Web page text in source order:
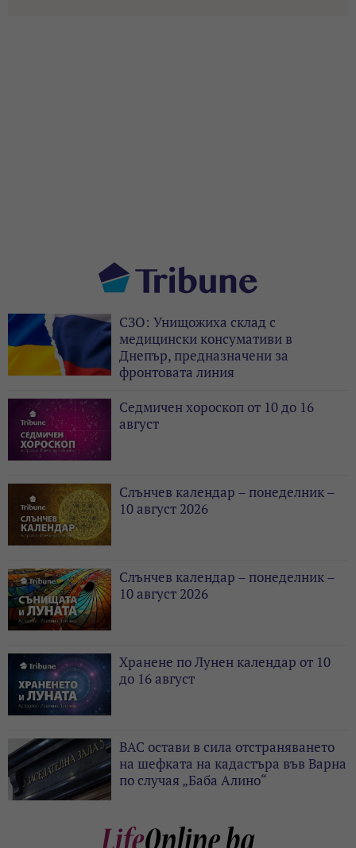
СЗО: Унищожиха склад с
медицински консумативи в
Днепър, предназначени за
фронтовата линия
Седмичен хороскоп от 10 до 16
август
Слънчев календар – понеделник –
10 август 2026
Слънчев календар – понеделник –
10 август 2026
Хранене по Лунен календар от 10
до 16 август
ВАС остави в сила отстраняването
на шефката на кадастъра във Варна
по случая „Баба Алино“